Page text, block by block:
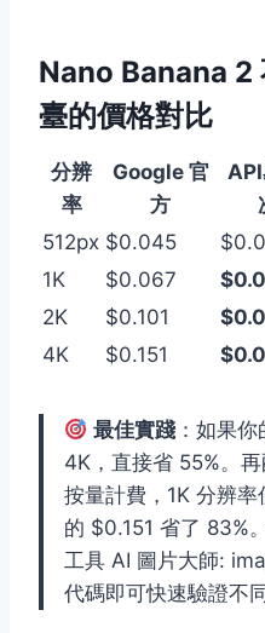
Nano Banana 2
臺的價格對比
分辨
率
Google 官
方
512px $0.045
1K
$0.067
2K
$0.101
4K
$0.151
最佳實踐 ：如果
4K，直接省 55%。
按量計費，1K 分辨
的 $0.151 省了 83%
工具 AI 圖片大師:
代碼即可快速驗證不